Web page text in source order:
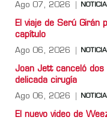
Ago 07, 2026
El viaje de Serú Girán
capítulo
Ago 06, 2026
Joan Jett canceló
delicada cirugía
Ago 06, 2026
El nuevo video de